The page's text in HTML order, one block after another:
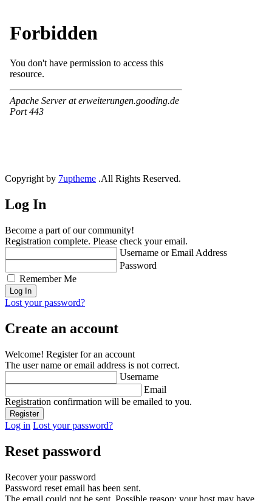
Copyright by 7uptheme .All Rights Reserved.
Log In
Become a part of our community!
Registration complete. Please check your email.
Username or Email Address
Password
Remember Me
Lost your password?
Create an account
Welcome! Register for an account
The user name or email address is not correct.
Username
Email
Registration confirmation will be emailed to you.
Log in Lost your password?
Reset password
Recover your password
Password reset email has been sent.
The email could not be sent. Possible reason: your host may have